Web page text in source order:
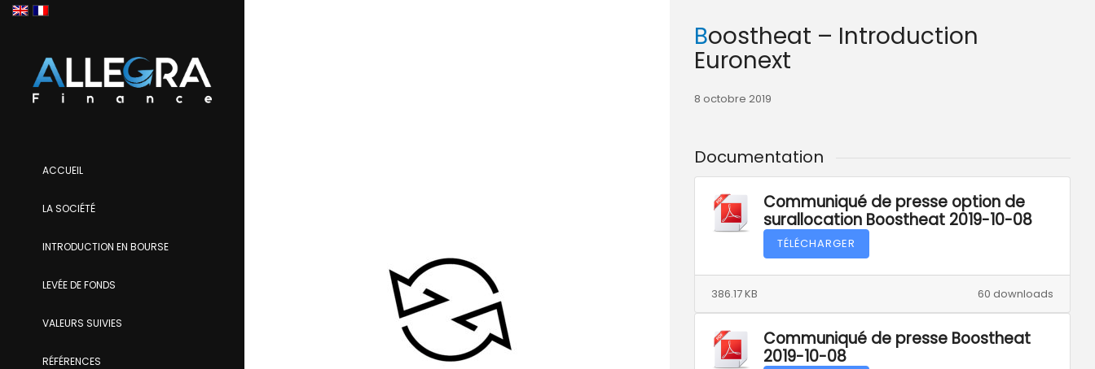
ACCUEIL
LA SOCIÉTÉ
INTRODUCTION EN BOURSE
LEVÉE DE FONDS
VALEURS SUIVIES
RÉFÉRENCES
Boostheat – Introduction
Euronext
8 octobre 2019
Documentation
Communiqué de presse option de
surallocation Boostheat 2019-10-08
TÉLÉCHARGER
60 downloads
386.17 KB
Communiqué de presse Boostheat
2019-10-08